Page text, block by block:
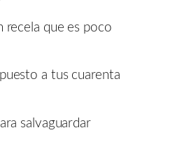
recela que es poco
a tus cuarenta
salvaguardar